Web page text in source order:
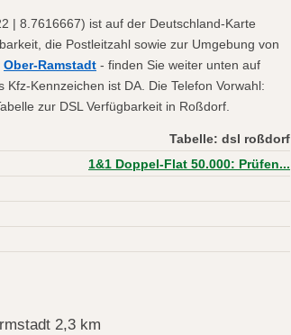
| 8.7616667) ist auf der Deutschland-Karte
die Postleitzahl sowie zur Umgebung von
Ober-Ramstadt - finden Sie weiter unten auf
Kennzeichen ist DA. Die Telefon Vorwahl:
zur DSL Verfügbarkeit in Roßdorf.
Tabelle: dsl roßdorf
1&1 Doppel-Flat 50.000: Prüfen...
2,3 km